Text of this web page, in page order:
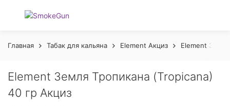
Главная Табак для кальяна Element Акциз Element
Element Земля Тропикана (Tropicana)
40 гр Акциз